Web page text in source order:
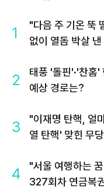
1
"다음 주 기온 뚝
없이 열돔 박살
2
태풍 '돌핀'·'찬홈
예상 경로는?
3
"이재명 탄핵, 얼
열 탄핵' 맞힌 무
4
"서울 여행하는
327회차 연금복